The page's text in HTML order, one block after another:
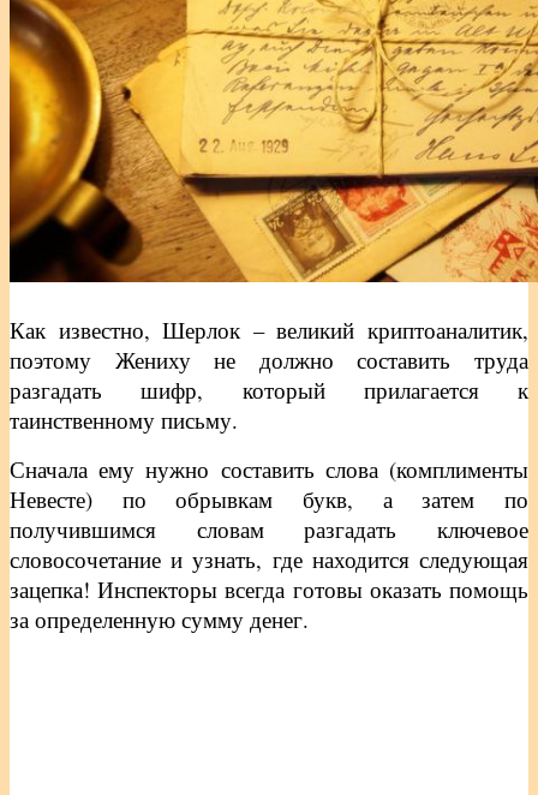
Как известно, Шерлок – великий криптоаналитик,
поэтому Жениху не должно составить труда
разгадать шифр, который прилагается к
таинственному письму.
Сначала ему нужно составить слова (комплименты
Невесте) по обрывкам букв, а затем по
получившимся словам разгадать ключевое
словосочетание и узнать, где находится следующая
зацепка! Инспекторы всегда готовы оказать помощь
за определенную сумму денег.